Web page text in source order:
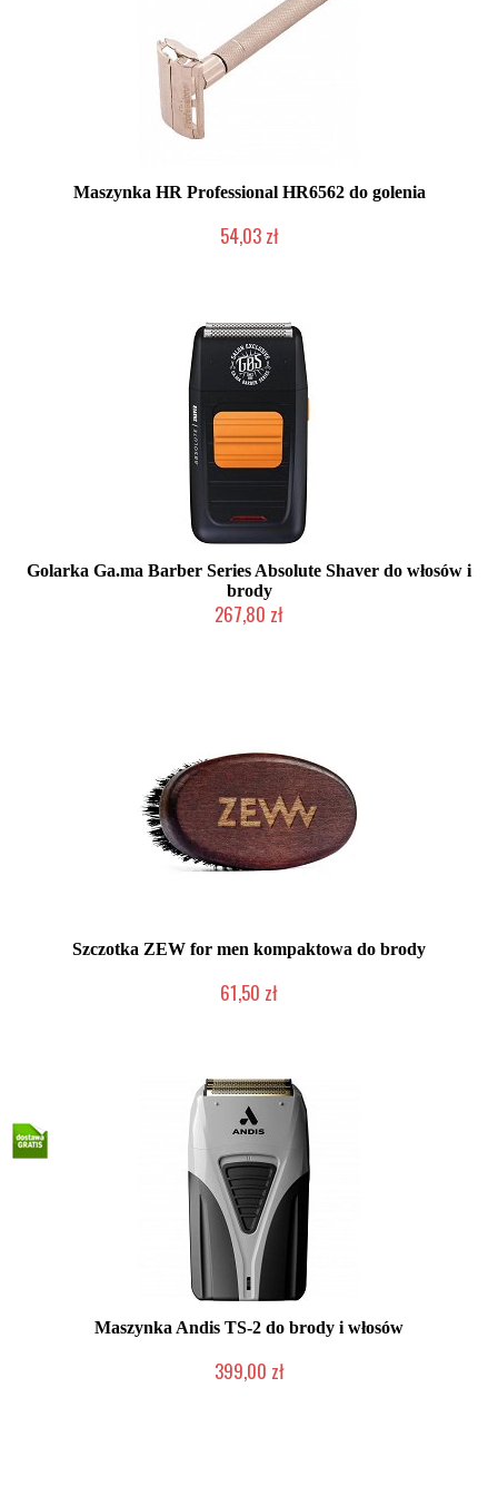
Maszynka HR Professional HR6562 do golenia
54,03 zł
Golarka Ga.ma Barber Series Absolute Shaver do włosów i
brody
267,80 zł
Szczotka ZEW for men kompaktowa do brody
61,50 zł
Maszynka Andis TS-2 do brody i włosów
399,00 zł